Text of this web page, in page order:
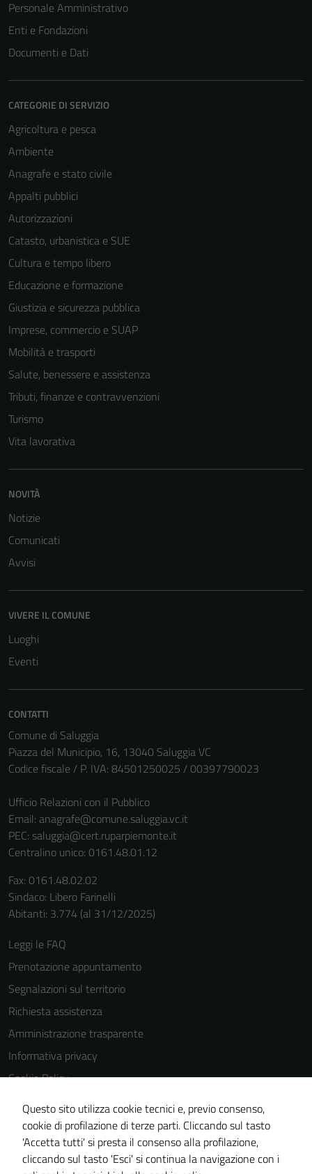
Personale Amministrativo
Enti e Fondazioni
Documenti e Dati
CATEGORIE DI SERVIZIO
Agricoltura e pesca
Ambiente
Anagrafe e stato civile
Appalti pubblici
Autorizzazioni
Catasto, urbanistica e SUE
Cultura e tempo libero
Educazione e formazione
Giustizia e sicurezza pubblica
Imprese, commercio e SUAP
Mobilità e trasporti
Salute, benessere e assistenza
Tributi, finanze e contravvenzioni
Turismo
Vita lavorativa
NOVITÀ
Notizie
Comunicati
Avvisi
VIVERE IL COMUNE
Luoghi
Eventi
CONTATTI
Comune di Saluggia
Piazza del Municipio, 16, 13040 Saluggia VC
Codice fiscale / P. IVA: 84501250025 / 00397790023
Ufficio Relazioni con il Pubblico
Email: anagrafe@comune.saluggia.vc.it
PEC: saluggia@cert.ruparpiemonte.it
Centralino unico: 0161.48.01.12
Fax: 0161.48.02.02
Sindaco: Libero Farinelli
Abitanti: 3.774 (al 31/12/2025)
Leggi le FAQ
Prenotazione appuntamento
Segnalazioni sul territorio
Richiesta assistenza
Amministrazione trasparente
Informativa privacy
Cookie Policy
Note legali
Dichiarazione di accessibilità
Piano di miglioramento del sito
Statistiche sito web
Questo sito utilizza cookie tecnici e, previo consenso,
cookie di profilazione di terze parti. Cliccando sul tasto
'Accetta tutti' si presta il consenso alla profilazione,
cliccando sul tasto 'Esci' si continua la navigazione con i